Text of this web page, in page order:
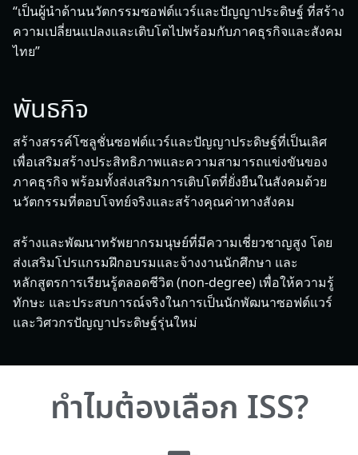
“เป็นผู้นำด้านนวัตกรรมซอฟต์แวร์และปัญญาประดิษฐ์ ที่สร้าง
ความเปลี่ยนแปลงและเติบโตไปพร้อมกับภาคธุรกิจและสังคม
ไทย”
พันธกิจ
สร้างสรรค์โซลูชั่นซอฟต์แวร์และปัญญาประดิษฐ์ที่เป็นเลิศ
เพื่อเสริมสร้างประสิทธิภาพและความสามารถแข่งขันของ
ภาคธุรกิจ พร้อมทั้งส่งเสริมการเติบโตที่ยั่งยืนในสังคมด้วย
นวัตกรรมที่ตอบโจทย์จริงและสร้างคุณค่าทางสังคม
สร้างและพัฒนาทรัพยากรมนุษย์ที่มีความเชี่ยวชาญสูง โดย
ส่งเสริมโปรแกรมฝึกอบรมและจ้างงานนักศึกษา และ
หลักสูตรการเรียนรู้ตลอดชีวิต (non-degree) เพื่อให้ความรู้
ทักษะ และประสบการณ์จริงในการเป็นนักพัฒนาซอฟต์แวร์
และวิศวกรปัญญาประดิษฐ์รุ่นใหม่
ทำไมต้องเลือก ISS?